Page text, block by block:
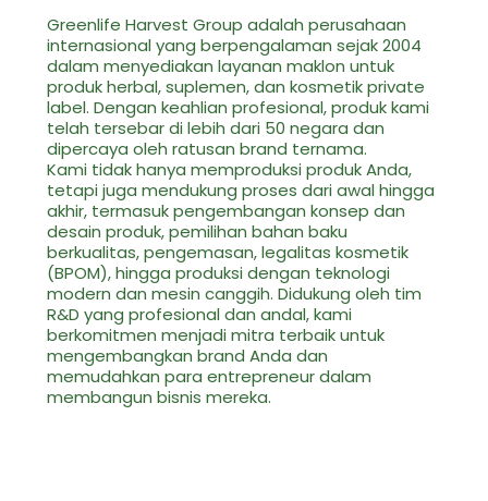
Greenlife Harvest Group adalah perusahaan
internasional yang berpengalaman sejak 2004
dalam menyediakan layanan maklon untuk
produk herbal, suplemen, dan kosmetik private
label. Dengan keahlian profesional, produk kami
telah tersebar di lebih dari 50 negara dan
dipercaya oleh ratusan brand ternama.
Kami tidak hanya memproduksi produk Anda,
tetapi juga mendukung proses dari awal hingga
akhir, termasuk pengembangan konsep dan
desain produk, pemilihan bahan baku
berkualitas, pengemasan, legalitas kosmetik
(BPOM), hingga produksi dengan teknologi
modern dan mesin canggih. Didukung oleh tim
R&D yang profesional dan andal, kami
berkomitmen menjadi mitra terbaik untuk
mengembangkan brand Anda dan
memudahkan para entrepreneur dalam
membangun bisnis mereka.